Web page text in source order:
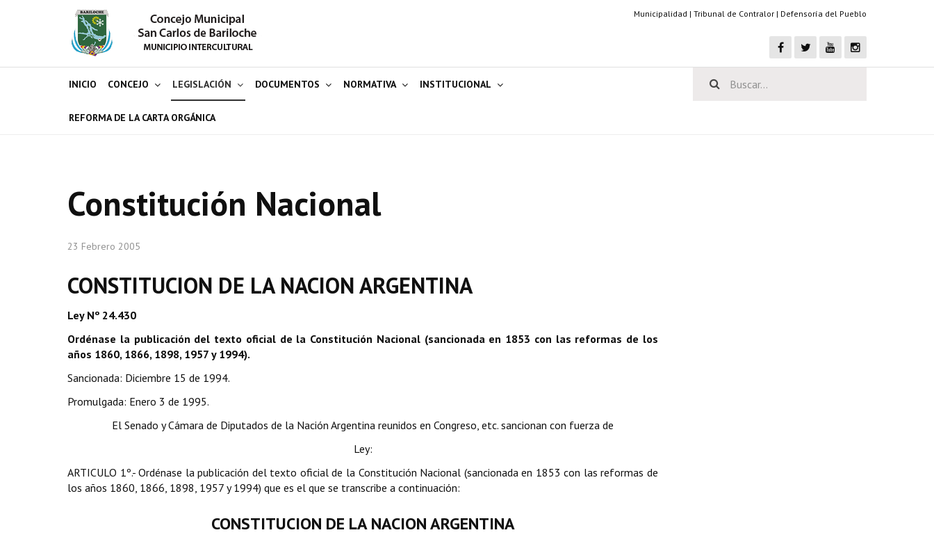
Municipalidad | Tribunal de Contralor | Defensoría del Pueblo
INICIO CONCEJO LEGISLACIÓN DOCUMENTOS NORMATIVA INSTITUCIONAL
REFORMA DE LA CARTA ORGÁNICA
Constitución Nacional
23 Febrero 2005
CONSTITUCION DE LA NACION ARGENTINA
Ley Nº 24.430
Ordénase la publicación del texto oficial de la Constitución Nacional (sancionada en 1853 con las reformas de los
años 1860, 1866, 1898, 1957 y 1994).
Sancionada: Diciembre 15 de 1994.
Promulgada: Enero 3 de 1995.
El Senado y Cámara de Diputados de la Nación Argentina reunidos en Congreso, etc. sancionan con fuerza de
Ley:
ARTICULO 1º.- Ordénase la publicación del texto oficial de la Constitución Nacional (sancionada en 1853 con las reformas de
los años 1860, 1866, 1898, 1957 y 1994) que es el que se transcribe a continuación:
CONSTITUCION DE LA NACION ARGENTINA